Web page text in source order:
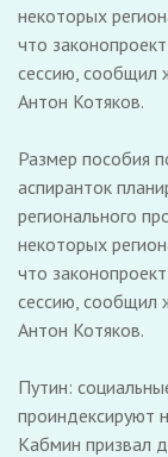
некоторых
что
сессию, сообщил
Антон Котяков.
Размер пособия
аспиранток
регионального
некоторых
что
сессию, сообщил
Антон Котяков.
Путин:
проиндексируют
Кабмин призвал